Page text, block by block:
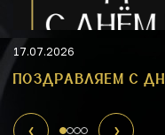
17.07.2026
ПОЗДРАВЛЯЕМ С